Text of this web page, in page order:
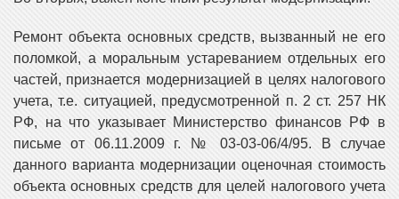
Ремонт объекта основных средств, вызванный не его
поломкой, а моральным устареванием отдельных его
частей, признается модернизацией в целях налогового
учета, т.е. ситуацией, предусмотренной п. 2 ст. 257 НК
РФ, на что указывает Министерство финансов РФ в
письме от 06.11.2009 г. № 03-03-06/4/95. В случае
данного варианта модернизации оценочная стоимость
объекта основных средств для целей налогового учета